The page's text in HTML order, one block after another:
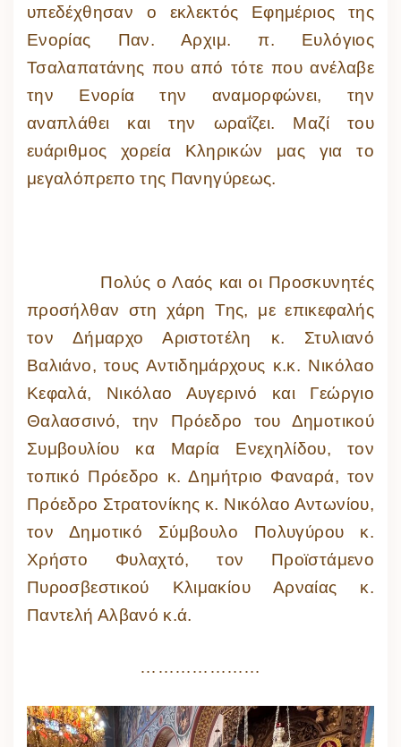
υπεδέχθησαν ο εκλεκτός Εφημέριος της
Ενορίας Παν. Αρχιμ. π. Ευλόγιος
Τσαλαπατάνης που από τότε που ανέλαβε
την Ενορία την αναμορφώνει, την
αναπλάθει και την ωραΐζει. Μαζί του
ευάριθμος χορεία Κληρικών μας για το
μεγαλόπρεπο της Πανηγύρεως.
Πολύς ο Λαός και οι Προσκυνητές
προσήλθαν στη χάρη Της, με επικεφαλής
τον Δήμαρχο Αριστοτέλη κ. Στυλιανό
Βαλιάνο, τους Αντιδημάρχους κ.κ. Νικόλαο
Κεφαλά, Νικόλαο Αυγερινό και Γεώργιο
Θαλασσινό, την Πρόεδρο του Δημοτικού
Συμβουλίου κα Μαρία Ενεχηλίδου, τον
τοπικό Πρόεδρο κ. Δημήτριο Φαναρά, τον
Πρόεδρο Στρατονίκης κ. Νικόλαο Αντωνίου,
τον Δημοτικό Σύμβουλο Πολυγύρου κ.
Χρήστο Φυλαχτό, τον Προϊστάμενο
Πυροσβεστικού Κλιμακίου Αρναίας κ.
Παντελή Αλβανό κ.ά.
…………………